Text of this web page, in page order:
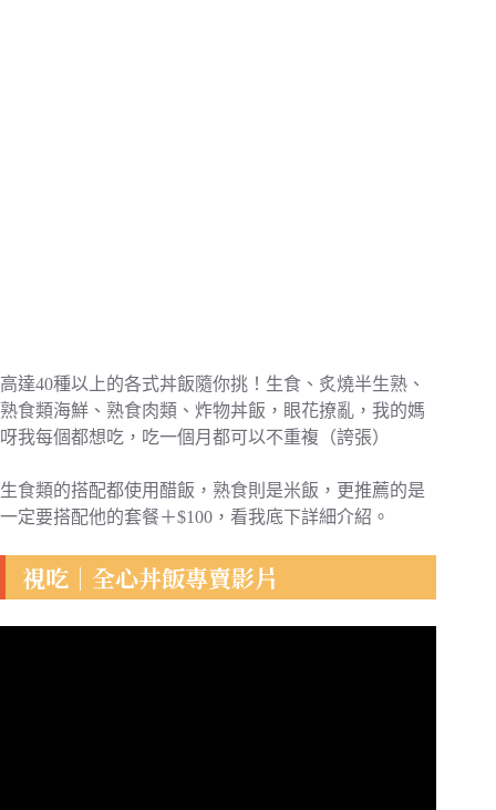
高達40種以上的各式丼飯隨你挑！生食、炙燒半生熟、
熟食類海鮮、熟食肉類、炸物丼飯，眼花撩亂，我的媽
呀我每個都想吃，吃一個月都可以不重複（誇張）
生食類的搭配都使用醋飯，熟食則是米飯，更推薦的是
一定要搭配他的套餐＋$100，看我底下詳細介紹。
視吃｜全心丼飯專賣影片